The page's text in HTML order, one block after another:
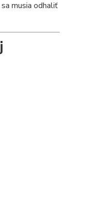
musia odhaliť